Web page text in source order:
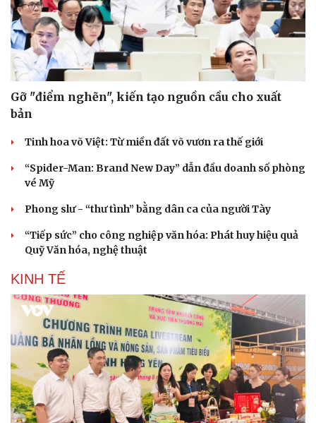
Doanh nghiệp
Doanh nghiệp 24h
Doanh nhân
Công nghệ
Tin Công nghệ
Gỡ "điểm nghẽn", kiến tạo nguồn cầu cho xuất
bản
Tinh hoa võ Việt: Từ miền đất võ vươn ra thế giới
“Spider-Man: Brand New Day” dẫn đầu doanh số phòng
vé Mỹ
Phong slư - “thư tình” bằng dân ca của người Tày
“Tiếp sức” cho công nghiệp văn hóa: Phát huy hiệu quả
Quỹ Văn hóa, nghệ thuật
KINH TẾ